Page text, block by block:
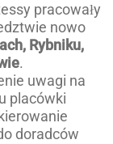
pracowały
nowo
Rybniku,
.
uwagi na
placówki
doradców